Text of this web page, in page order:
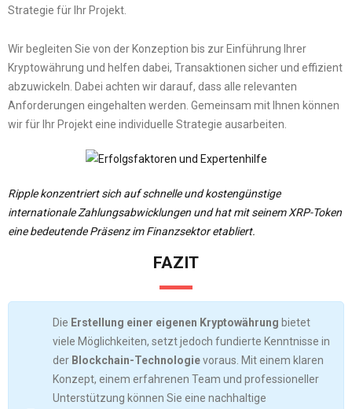
Strategie für Ihr Projekt.
Wir begleiten Sie von der Konzeption bis zur Einführung Ihrer
Kryptowährung und helfen dabei, Transaktionen sicher und effizient
abzuwickeln. Dabei achten wir darauf, dass alle relevanten
Anforderungen eingehalten werden. Gemeinsam mit Ihnen können
wir für Ihr Projekt eine individuelle Strategie ausarbeiten.
Ripple konzentriert sich auf schnelle und kostengünstige
internationale Zahlungsabwicklungen und hat mit seinem XRP-Token
eine bedeutende Präsenz im Finanzsektor etabliert.
FAZIT
Die Erstellung einer eigenen Kryptowährung bietet
viele Möglichkeiten, setzt jedoch fundierte Kenntnisse in
der Blockchain-Technologievoraus. Mit einem klaren
Konzept, einem erfahrenen Team und professioneller
Unterstützung können Sie eine nachhaltige